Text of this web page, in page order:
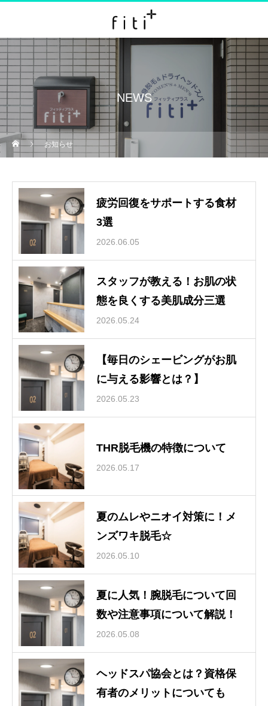
NEWS
お知らせ
疲労回復をサポートする食材
3選
2026.06.05
スタッフが教える！お肌の状
態を良くする美肌成分三選
2026.05.24
【毎日のシェービングがお肌
に与える影響とは？】
2026.05.23
THR脱毛機の特徴について
2026.05.17
夏のムレやニオイ対策に！メ
ンズワキ脱毛☆
2026.05.10
夏に人気！腕脱毛について回
数や注意事項について解説！
2026.05.08
ヘッドスパ協会とは？資格保
有者のメリットについても